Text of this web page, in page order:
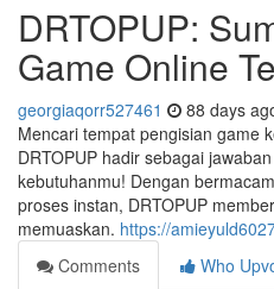
DRTOPUP:
Game Online
georgiaqorr527461 88 days
Mencari tempat pengisian game
DRTOPUP hadir sebagai
kebutuhanmu! Dengan
proses instan, DRTOPUP
memuaskan. https://
Comments
Who